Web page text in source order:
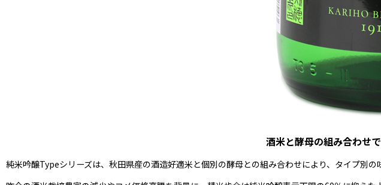
酒米と酵母の組み合わせ
純米吟醸Typeシリーズは、秋田県産の酒造好適米と個別の酵母との組み合わせにより、タイプ別